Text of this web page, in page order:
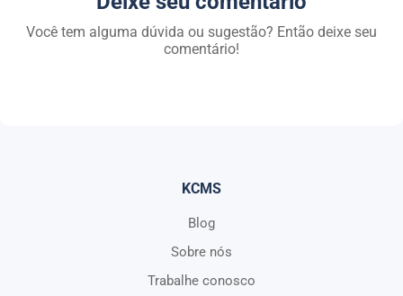
Você tem alguma dúvida ou sugestão? Então deixe seu
comentário!
KCMS
Blog
Sobre nós
Trabalhe conosco